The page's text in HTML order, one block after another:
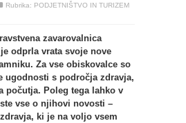
Rubrika: PODJETNIŠTVO IN TURIZEM
zavarovalnica
odprla vrata svoje nove
Za vse obiskovalce so
ugodnosti s področja zdravja,
počutja. Poleg tega lahko v
vse o njihovi novosti –
ki je na voljo vsem